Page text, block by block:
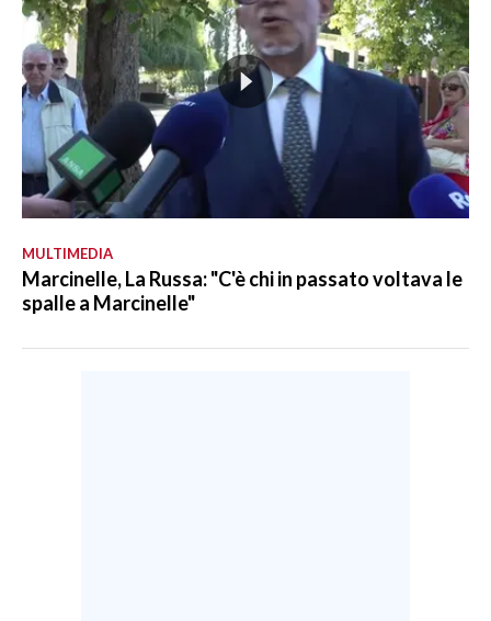
MULTIMEDIA
Marcinelle, La Russa: "C'è chi in passato voltava le
spalle a Marcinelle"